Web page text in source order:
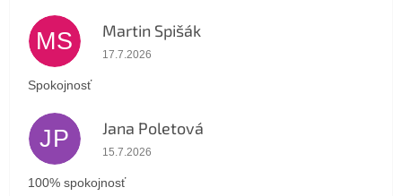
MS Martin Spišák
Hodnotenie obchodu je 5 z 5 hviezdičiek.
17.7.2026
Spokojnosť
JP Jana Poletová
Hodnotenie obchodu je 5 z 5 hviezdičiek.
15.7.2026
100% spokojnosť